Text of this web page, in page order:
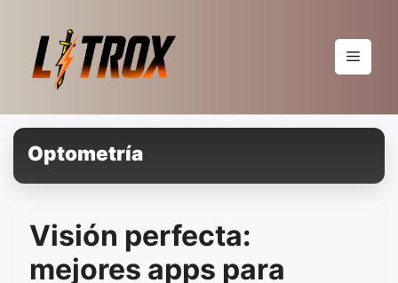
conteúdo
Menu
Optometría
Visión perfecta:
mejores apps para